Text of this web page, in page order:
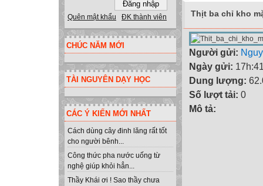
Quên mật khẩu ĐK thành viên
CHÚC NĂM MỚI
TÀI NGUYÊN DẠY HỌC
CÁC Ý KIẾN MỚI NHẤT
Cách dùng cây đinh lăng rất tốt
cho người bênh...
Công thức pha nước uống từ
nghệ giúp khỏi hẳn...
Thầy Khái ơi ! Sao thầy chưa
Thịt ba chỉ kho
Người gửi:
Ngày gửi:
Dung lượng:
Số lượt tải: 0
Mô tả: